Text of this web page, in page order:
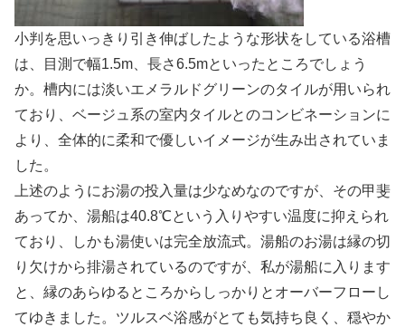
小判を思いっきり引き伸ばしたような形状をしている浴槽
は、目測で幅1.5m、長さ6.5mといったところでしょう
か。槽内には淡いエメラルドグリーンのタイルが用いられ
ており、ベージュ系の室内タイルとのコンビネーションに
より、全体的に柔和で優しいイメージが生み出されていま
した。
上述のようにお湯の投入量は少なめなのですが、その甲斐
あってか、湯船は40.8℃という入りやすい温度に抑えられ
ており、しかも湯使いは完全放流式。湯船のお湯は縁の切
り欠けから排湯されているのですが、私が湯船に入ります
と、縁のあらゆるところからしっかりとオーバーフローし
てゆきました。ツルスベ浴感がとても気持ち良く、穏やか